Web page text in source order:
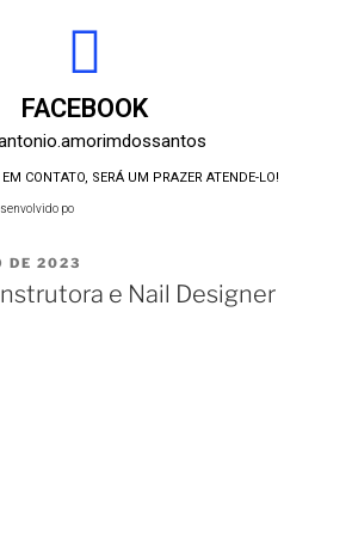
FACEBOOK
CONTATO, SERÁ UM PRAZER ATENDE-LO!
por:
DE 2023
e Nail Designer